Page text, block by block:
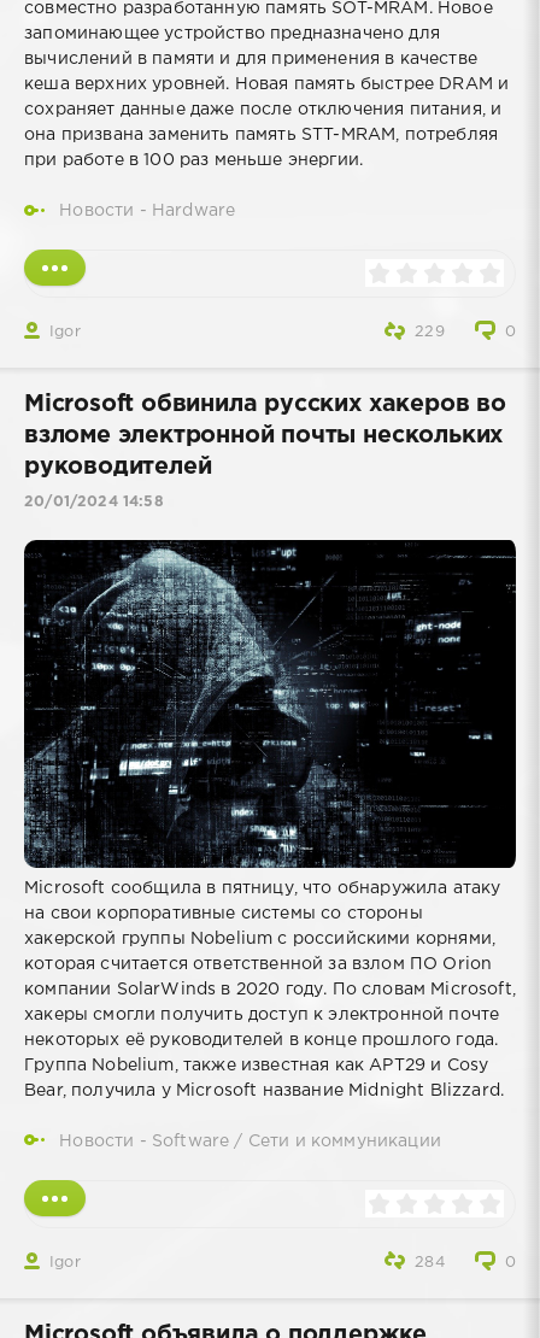
совместно разработанную память SOT-MRAM. Новое
запоминающее устройство предназначено для
вычислений в памяти и для применения в качестве
кеша верхних уровней. Новая память быстрее DRAM и
сохраняет данные даже после отключения питания, и
она призвана заменить память STT-MRAM, потребляя
при работе в 100 раз меньше энергии.
Новости - Hardware
Igor 0
229
Microsoft обвинила русских хакеров во
взломе электронной почты нескольких
руководителей
20/01/2024 14:58
Microsoft сообщила в пятницу, что обнаружила атаку
на свои корпоративные системы со стороны
хакерской группы Nobelium с российскими корнями,
которая считается ответственной за взлом ПО Orion
компании SolarWinds в 2020 году. По словам Microsoft,
хакеры смогли получить доступ к электронной почте
некоторых её руководителей в конце прошлого года.
Группа Nobelium, также известная как APT29 и Cosy
Bear, получила у Microsoft название Midnight Blizzard.
Новости - Software / Сети и коммуникации
Igor 0
284